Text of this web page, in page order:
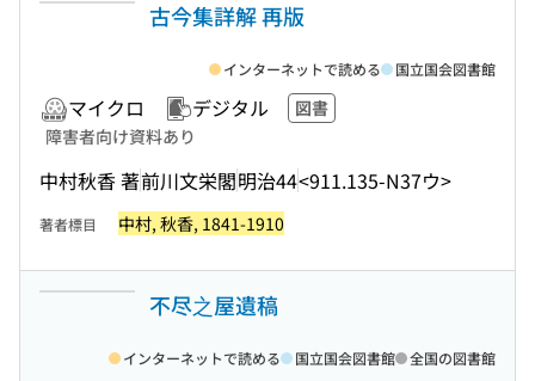
古今集詳解 再版
マイクロ デジタル
図書
障害者向け資料あり
中村秋香 著前川文栄閣明治44<911.135-N37ウ>
インターネットで読める 国立国会図書館
著者標目 中村, 秋香, 1841-1910
不尽之屋遺稿
インターネットで読める 国立国会図書館 全国の図書館